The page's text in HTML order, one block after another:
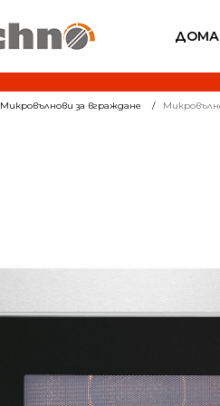
Микровълнови за вграждане